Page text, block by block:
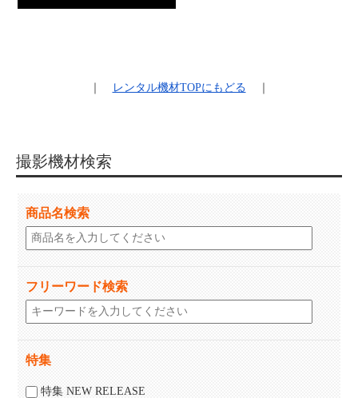
レンタル機材TOPにもどる
撮影機材検索
商品名検索
フリーワード検索
特集
特集 NEW RELEASE